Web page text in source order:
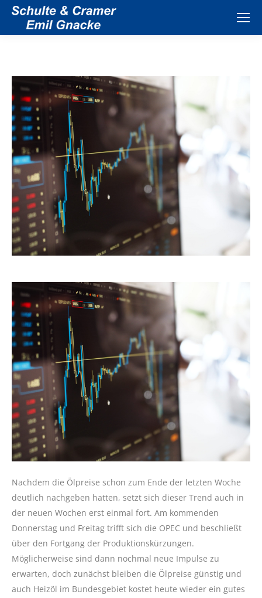
Nachdem die Ölpreise schon zum Ende der letzten Woche
deutlich nachgeben hatten, setzt sich dieser Trend auch in
der neuen Wochen erst einmal fort. Am kommenden
Donnerstag und Freitag trifft sich die OPEC und beschließt
über den Fortgang der Produktionskürzungen.
Möglicherweise sind dann nochmal neue Impulse zu
erwarten, doch zunächst bleiben die Ölpreise günstig und
auch Heizöl im Bundesgebiet kostet heute wieder ein gutes